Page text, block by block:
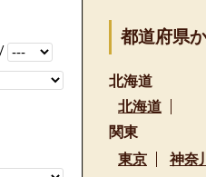
/
都道府県
北海道
北海道
関東
東京 神奈川